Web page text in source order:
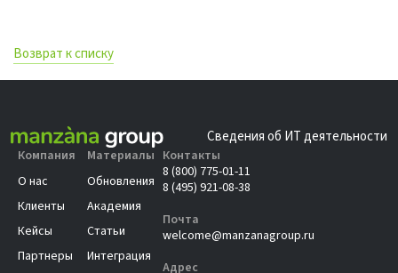
Возврат к списку
Сведения об ИТ деятельности
Компания
О нас
Клиенты
Кейсы
Партнеры
Материалы
Обновления
Академия
Статьи
Интеграция
Контакты
8 (800) 775-01-11
8 (495) 921-08-38
Почта
welcome@manzanagroup.ru
Адрес